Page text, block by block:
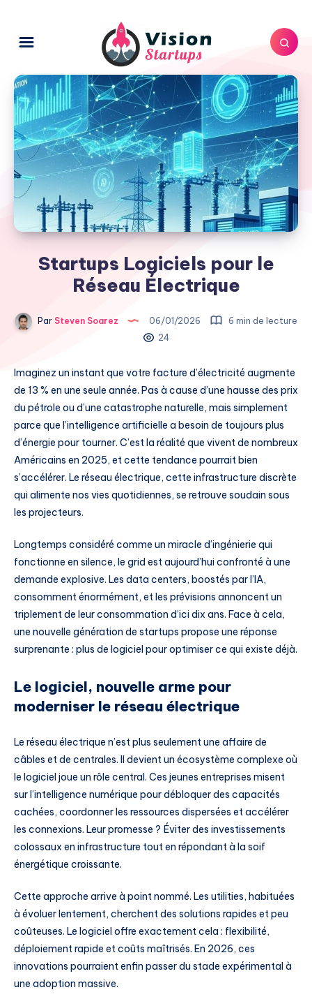
Startups Logiciels pour le
Réseau Électrique
Par Steven Soarez 06/01/2026
6 min de lecture
24
Imaginez un instant que votre facture d’électricité augmente
de 13 % en une seule année. Pas à cause d’une hausse des prix
du pétrole ou d’une catastrophe naturelle, mais simplement
parce que l’intelligence artificielle a besoin de toujours plus
d’énergie pour tourner. C’est la réalité que vivent de nombreux
Américains en 2025, et cette tendance pourrait bien
s’accélérer. Le réseau électrique, cette infrastructure discrète
qui alimente nos vies quotidiennes, se retrouve soudain sous
les projecteurs.
Longtemps considéré comme un miracle d’ingénierie qui
fonctionne en silence, le grid est aujourd’hui confronté à une
demande explosive. Les data centers, boostés par l’IA,
consomment énormément, et les prévisions annoncent un
triplement de leur consommation d’ici dix ans. Face à cela,
une nouvelle génération de startups propose une réponse
surprenante : plus de logiciel pour optimiser ce qui existe déjà.
Le logiciel, nouvelle arme pour
moderniser le réseau électrique
Le réseau électrique n’est plus seulement une affaire de
câbles et de centrales. Il devient un écosystème complexe où
le logiciel joue un rôle central. Ces jeunes entreprises misent
sur l’intelligence numérique pour débloquer des capacités
cachées, coordonner les ressources dispersées et accélérer
les connexions. Leur promesse ? Éviter des investissements
colossaux en infrastructure tout en répondant à la soif
énergétique croissante.
Cette approche arrive à point nommé. Les utilities, habituées
à évoluer lentement, cherchent des solutions rapides et peu
coûteuses. Le logiciel offre exactement cela : flexibilité,
déploiement rapide et coûts maîtrisés. En 2026, ces
innovations pourraient enfin passer du stade expérimental à
une adoption massive.